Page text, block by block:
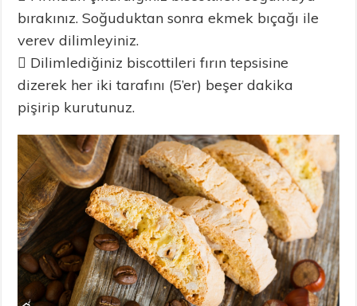
bırakınız. Soğuduktan sonra ekmek bıçağı ile
verev dilimleyiniz.
 Dilimlediğiniz biscottileri fırın tepsisine
dizerek her iki tarafını (5’er) beşer dakika
pişirip kurutunuz.